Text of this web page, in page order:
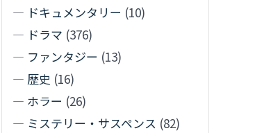
— ドキュメンタリー (10)
— ドラマ (376)
— ファンタジー (13)
— 歴史 (16)
— ホラー (26)
— ミステリー・サスペンス (82)